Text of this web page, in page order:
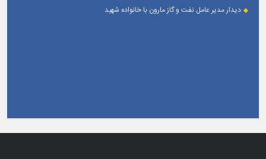
دیدار مدیر عامل نفت و گاز مارون با خانواده شهید